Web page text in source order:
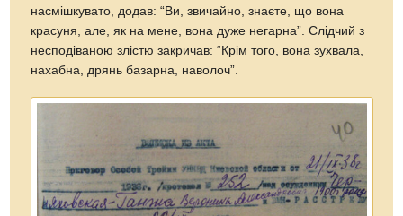
насмішкувато, додав: “Ви, звичайно, знаєте, що вона
красуня, але, як на мене, вона дуже негарна”. Слідчий з
несподіваною злістю закри­чав: “Крім того, вона зухвала,
нахабна, дрянь базарна, наволоч”.